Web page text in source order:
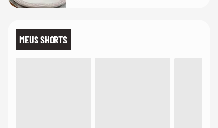
MEUS SHORTS